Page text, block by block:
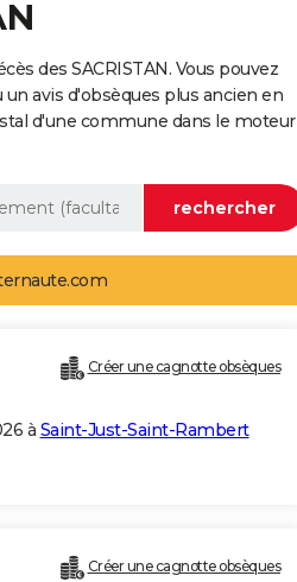
des SACRISTAN. Vous pouvez
avis d'obsèques plus ancien en
d'une commune dans le moteur
Créer une cagnotte obsèques
à Saint-Just-Saint-Rambert
Créer une cagnotte obsèques